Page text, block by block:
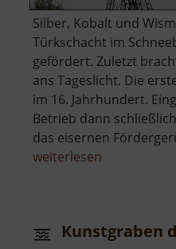
Silber, Kobalt und
Türkschacht im
gefördert. Zuletzt
ans Tageslicht. Die
im 16. Jahrhundert.
Betrieb dann
das eisernen
weiterlesen
Kunstgraben